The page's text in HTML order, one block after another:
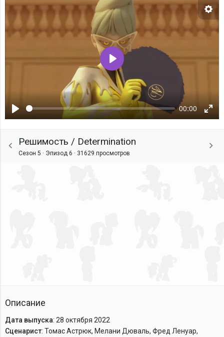
Воспроизвести
00:00
Воспроизвести
Решимость / Determination
Сезон 5 · Эпизод 6 · 31629 просмотров
Описание
Дата выпуска: 28 октября 2022
Сценарист: Томас Астрюк, Мелани Дюваль, Фред Ленуар,